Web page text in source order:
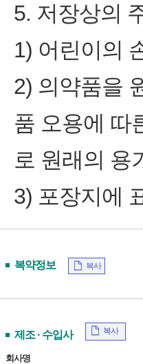
5. 저장상의
1) 어린이의
2) 의약품을
품 오용에 따
로 원래의 용
3) 포장지에
복약정보 복사
제조 · 수입사 복사
회사명